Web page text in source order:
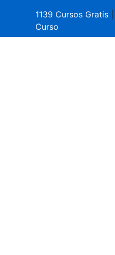
1139 Cursos Gratis
Curso